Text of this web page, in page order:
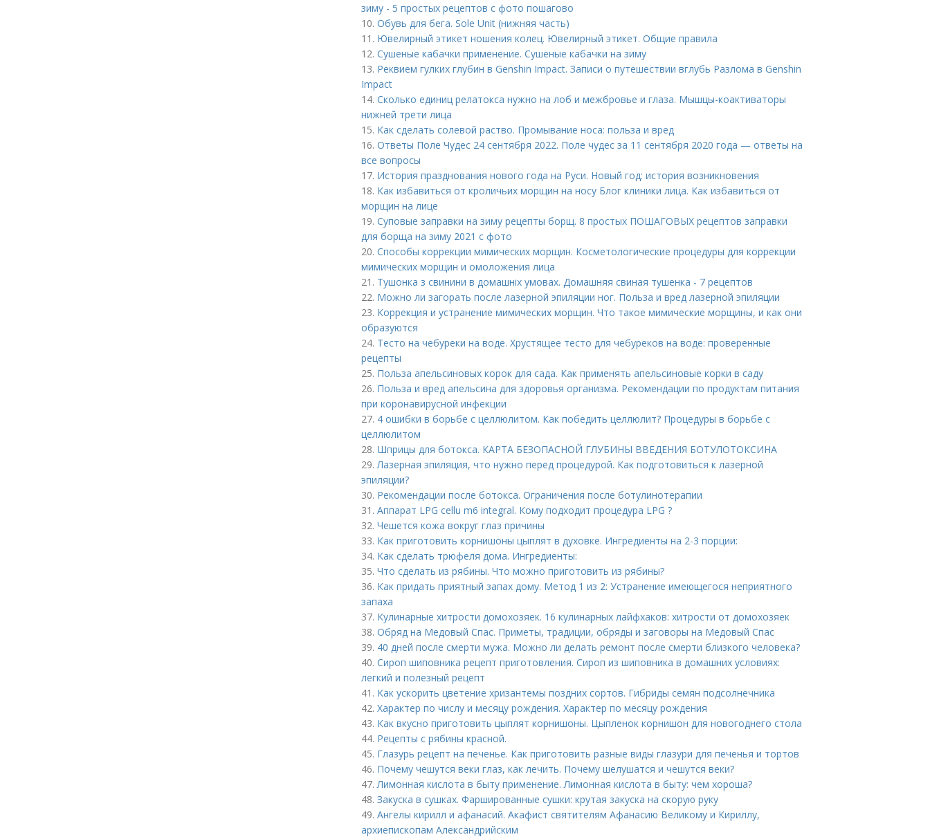
зиму - 5 простых рецептов с фото пошагово
10. Обувь для бега. Sole Unit (нижняя часть)
11. Ювелирный этикет ношения колец. Ювелирный этикет. Общие правила
12. Сушеные кабачки применение. Сушеные кабачки на зиму
13. Реквием гулких глубин в Genshin Impact. Записи о путешествии вглубь Разлома в Genshin
Impact
14. Сколько единиц релатокса нужно на лоб и межбровье и глаза. Мышцы-коактиваторы
нижней трети лица
15. Как сделать солевой раство. Промывание носа: польза и вред
16. Ответы Поле Чудес 24 сентября 2022. Поле чудес за 11 сентября 2020 года — ответы на
все вопросы
17. История празднования нового года на Руси. Новый год: история возникновения
18. Как избавиться от кроличьих морщин на носу Блог клиники лица. Как избавиться от
морщин на лице
19. Суповые заправки на зиму рецепты борщ. 8 простых ПОШАГОВЫХ рецептов заправки
для борща на зиму 2021 с фото
20. Способы коррекции мимических морщин. Косметологические процедуры для коррекции
мимических морщин и омоложения лица
21. Тушонка з свинини в домашніх умовах. Домашняя свиная тушенка - 7 рецептов
22. Можно ли загорать после лазерной эпиляции ног. Польза и вред лазерной эпиляции
23. Коррекция и устранение мимических морщин. Что такое мимические морщины, и как они
образуются
24. Тесто на чебуреки на воде. Хрустящее тесто для чебуреков на воде: проверенные
рецепты
25. Польза апельсиновых корок для сада. Как применять апельсиновые корки в саду
26. Польза и вред апельсина для здоровья организма. Рекомендации по продуктам питания
при коронавирусной инфекции
27. 4 ошибки в борьбе с целлюлитом. Как победить целлюлит? Процедуры в борьбе с
целлюлитом
28. Шприцы для ботокса. КАРТА БЕЗОПАСНОЙ ГЛУБИНЫ ВВЕДЕНИЯ БОТУЛОТОКСИНА
29.Лазерная эпиляция, что нужно перед процедурой. Как подготовиться к лазерной
эпиляции?
30. Рекомендации после ботокса. Ограничения после ботулинотерапии
31. Аппарат LPG cellu m6 integral. Кому подходит процедура LPG ?
32. Чешется кожа вокруг глаз причины
33. Как приготовить корнишоны цыплят в духовке. Ингредиенты на 2-3 порции:
34. Как сделать трюфеля дома. Ингредиенты:
35. Что сделать из рябины. Что можно приготовить из рябины?
36. Как придать приятный запах дому. Метод 1 из 2: Устранение имеющегося неприятного
запаха
37. Кулинарные хитрости домохозяек. 16 кулинарных лайфхаков: хитрости от домохозяек
38. Обряд на Медовый Спас. Приметы, традиции, обряды и заговоры на Медовый Спас
39. 40 дней после смерти мужа. Можно ли делать ремонт после смерти близкого человека?
40. Сироп шиповника рецепт приготовления. Сироп из шиповника в домашних условиях:
легкий и полезный рецепт
41. Как ускорить цветение хризантемы поздних сортов. Гибриды семян подсолнечника
42. Характер по числу и месяцу рождения. Характер по месяцу рождения
43. Как вкусно приготовить цыплят корнишоны. Цыпленок корнишон для новогоднего стола
44. Рецепты с рябины красной.
45. Глазурь рецепт на печенье. Как приготовить разные виды глазури для печенья и тортов
46. Почему чешутся веки глаз, как лечить. Почему шелушатся и чешутся веки?
47.Лимонная кислота в быту применение. Лимонная кислота в быту: чем хороша?
48. Закуска в сушках. Фаршированные сушки: крутая закуска на скорую руку
49. Ангелы кирилл и афанасий. Акафист святителям Афанасию Великому и Кириллу,
архиепископам Александрийским